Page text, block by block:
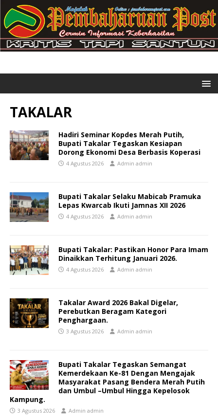
TAKALAR
Hadiri Seminar Kopdes Merah Putih,
Bupati Takalar Tegaskan Kesiapan
Dorong Ekonomi Desa Berbasis Koperasi
4 Agustus 2026 Admin admin
Bupati Takalar Selaku Mabicab Pramuka
Lepas Kwarcab Ikuti Jamnas XII 2026
4 Agustus 2026 Admin admin
Bupati Takalar: Pastikan Honor Para Imam
Dinaikkan Terhitung Januari 2026.
4 Agustus 2026 Admin admin
Takalar Award 2026 Bakal Digelar,
Perebutkan Beragam Kategori
Penghargaan.
3 Agustus 2026 Admin admin
Bupati Takalar Tegaskan Semangat
Kemerdekaan Ke-81 Dengan Mengajak
Masyarakat Pasang Bendera Merah Putih
dan Umbul –Umbul Hingga Kepelosok
Kampung.
3 Agustus 2026 Admin admin